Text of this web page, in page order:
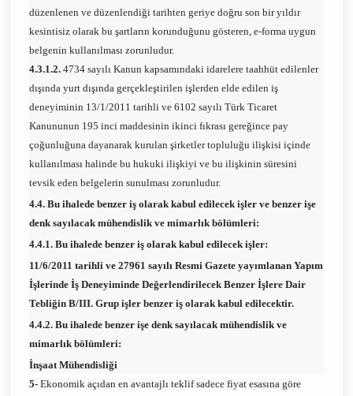
düzenlenen ve düzenlendiği tarihten geriye doğru son bir yıldır
kesintisiz olarak bu şartların korunduğunu gösteren, e-forma uygun
belgenin kullanılması zorunludur.
4.3.1.2. 4734 sayılı Kanun kapsamındaki idarelere taahhüt edilenler
dışında yurt dışında gerçekleştirilen işlerden elde edilen iş
deneyiminin 13/1/2011 tarihli ve 6102 sayılı Türk Ticaret
Kanununun 195 inci maddesinin ikinci fıkrası gereğince pay
çoğunluğuna dayanarak kurulan şirketler topluluğu ilişkisi içinde
kullanılması halinde bu hukuki ilişkiyi ve bu ilişkinin süresini
tevsik eden belgelerin sunulması zorunludur.
4.4. Bu ihalede benzer iş olarak kabul edilecek işler ve benzer işe
denk sayılacak mühendislik ve mimarlık bölümleri:
4.4.1. Bu ihalede benzer iş olarak kabul edilecek işler:
11/6/2011 tarihli ve 27961 sayılı Resmi Gazete yayımlanan Yapım
İşlerinde İş Deneyiminde Değerlendirilecek Benzer İşlere Dair
Tebliğin B/III. Grup işler benzer iş olarak kabul edilecektir.
4.4.2. Bu ihalede benzer işe denk sayılacak mühendislik ve
mimarlık bölümleri:
İnşaat Mühendisliği
5- Ekonomik açıdan en avantajlı teklif sadece fiyat esasına göre